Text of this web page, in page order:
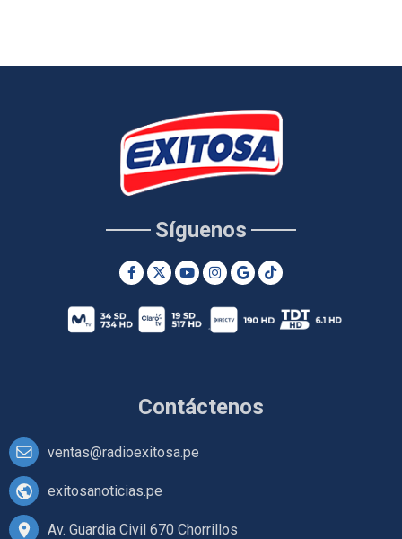
Contáctenos
ventas@radioexitosa.pe
exitosanoticias.pe
Av. Guardia Civil 670 Chorrillos
Síguenos